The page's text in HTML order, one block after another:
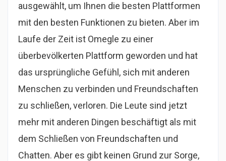
ausgewählt, um Ihnen die besten Plattformen
mit den besten Funktionen zu bieten. Aber im
Laufe der Zeit ist Omegle zu einer
überbevölkerten Plattform geworden und hat
das ursprüngliche Gefühl, sich mit anderen
Menschen zu verbinden und Freundschaften
zu schließen, verloren. Die Leute sind jetzt
mehr mit anderen Dingen beschäftigt als mit
dem Schließen von Freundschaften und
Chatten. Aber es gibt keinen Grund zur Sorge,